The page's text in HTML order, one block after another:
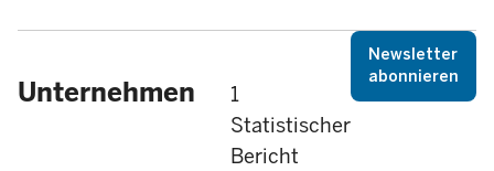
Unternehmen
1
Statistischer
Bericht
Newsletter
abonnieren